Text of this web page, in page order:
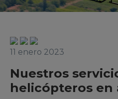
11 enero 2023
Nuestros
helicópteros en